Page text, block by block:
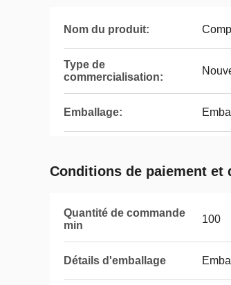
Nom du produit:
Type de
commercialisation:
Emballage:
Conditions de paiement et
Quantité de commande
min
100
Détails d'emballage